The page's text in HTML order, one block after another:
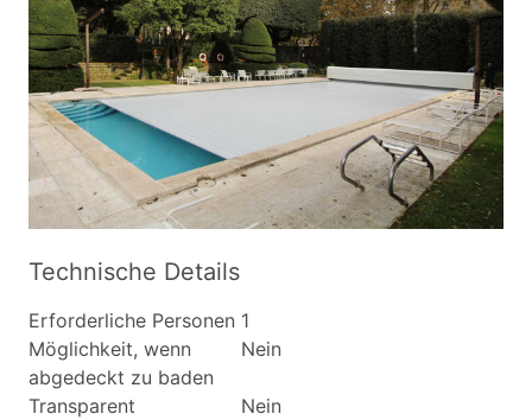
Technische Details
Erforderliche Personen 1
Möglichkeit, wenn
abgedeckt zu baden
Nein
Transparent
Nein